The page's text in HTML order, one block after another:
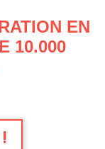
EN
10.000